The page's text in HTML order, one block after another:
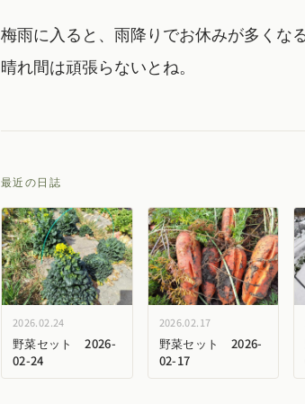
梅雨に入ると、雨降りでお休みが多くな
晴れ間は頑張らないとね。
最近の日誌
2026.02.24
野菜セット 2026-
02-24
2026.02.17
野菜セット 2026-
02-17